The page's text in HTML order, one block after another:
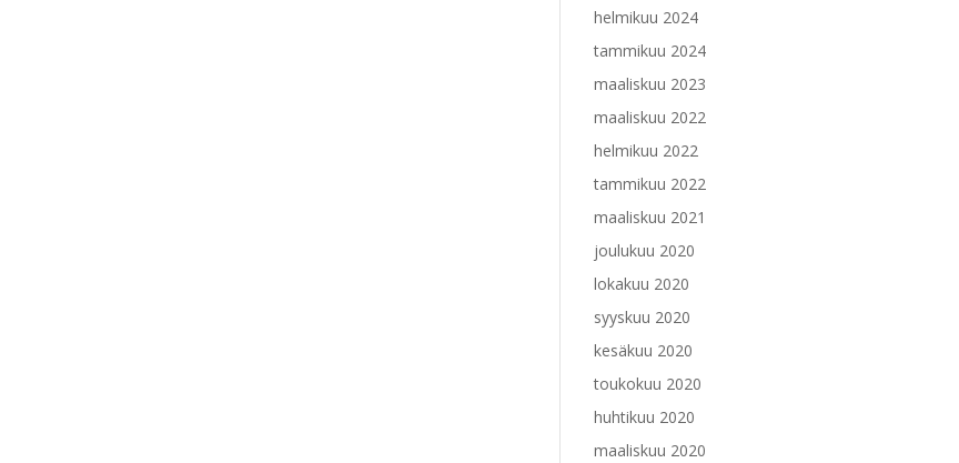
helmikuu 2024
tammikuu 2024
maaliskuu 2023
maaliskuu 2022
helmikuu 2022
tammikuu 2022
maaliskuu 2021
joulukuu 2020
lokakuu 2020
syyskuu 2020
kesäkuu 2020
toukokuu 2020
huhtikuu 2020
maaliskuu 2020